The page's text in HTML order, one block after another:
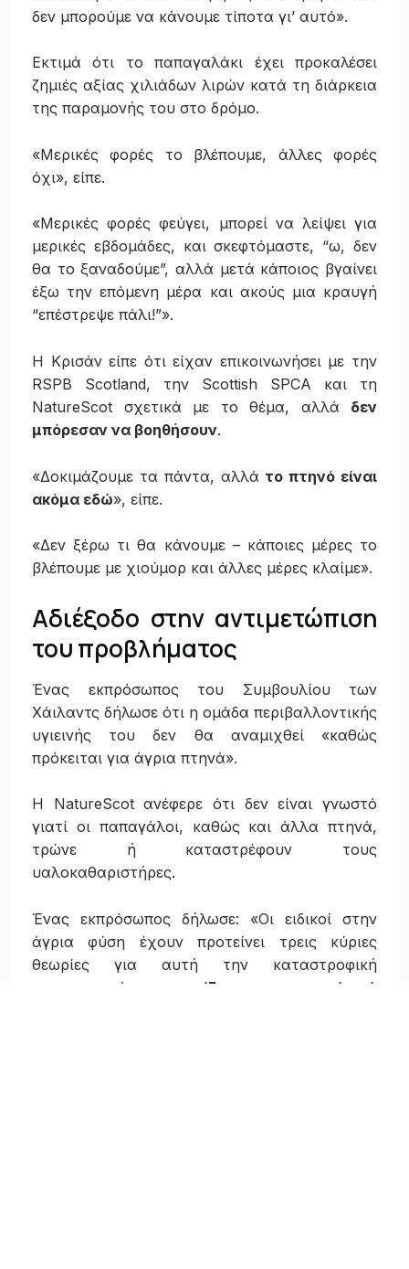
δεν μπορούμε να κάνουμε τίποτα γι’ αυτό».
Εκτιμά ότι το παπαγαλάκι έχει προκαλέσει
ζημιές αξίας χιλιάδων λιρών κατά τη διάρκεια
της παραμονής του στο δρόμο.
«Μερικές φορές το βλέπουμε, άλλες φορές
όχι», είπε.
«Μερικές φορές φεύγει, μπορεί να λείψει για
μερικές εβδομάδες, και σκεφτόμαστε, “ω, δεν
θα το ξαναδούμε”, αλλά μετά κάποιος βγαίνει
έξω την επόμενη μέρα και ακούς μια κραυγή
“επέστρεψε πάλι!”».
Η Κρισάν είπε ότι είχαν επικοινωνήσει με την
RSPB Scotland, την Scottish SPCA και τη
NatureScot σχετικά με το θέμα, αλλά δεν
μπόρεσαν να βοηθήσουν.
«Δοκιμάζουμε τα πάντα, αλλά το πτηνό είναι
ακόμα εδώ», είπε.
«Δεν ξέρω τι θα κάνουμε – κάποιες μέρες το
βλέπουμε με χιούμορ και άλλες μέρες κλαίμε».
Αδιέξοδο στην αντιμετώπιση
του προβλήματος
Ένας εκπρόσωπος του Συμβουλίου των
Χάιλαντς δήλωσε ότι η ομάδα περιβαλλοντικής
υγιεινής του δεν θα αναμιχθεί «καθώς
πρόκειται για άγρια πτηνά».
Η NatureScot ανέφερε ότι δεν είναι γνωστό
γιατί οι παπαγάλοι, καθώς και άλλα πτηνά,
τρώνε ή καταστρέφουν τους
υαλοκαθαριστήρες.
Ένας εκπρόσωπος δήλωσε: «Οι ειδικοί στην
άγρια φύση έχουν προτείνει τρεις κύριες
θεωρίες για αυτή την καταστροφική
συμπεριφορά:
υπερασπίζονται την επικράτειά